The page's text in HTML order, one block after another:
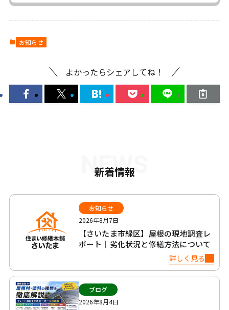
お知らせ
よかったらシェアしてね！
NEWS
新着情報
お知らせ
2026年8月7日
【さいたま市緑区】屋根の現地調査レ
ポート｜劣化状況と修繕方法について
詳しく見る
ブログ
2026年8月4日